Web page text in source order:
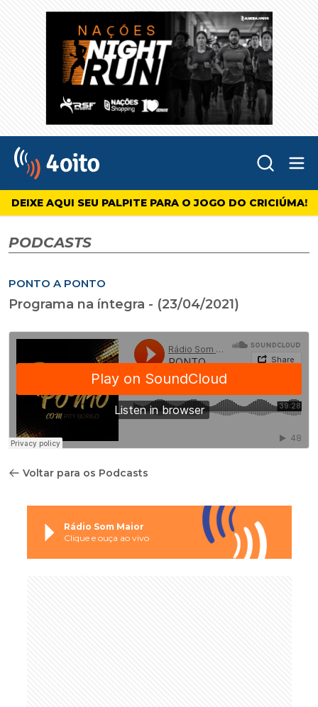
4oito
DEIXE AQUI SEU PALPITE PARA O JOGO DO CRICIÚMA!
PODCASTS
PONTO A PONTO
Programa na íntegra - (23/04/2021)
Voltar para os Podcasts
Rádio Som Maior
Clique e ouça ao vivo